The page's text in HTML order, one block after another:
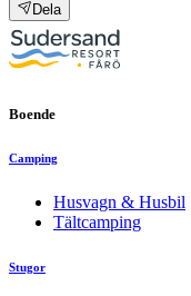
Dela
Boende
Camping
Husvagn & Husbil
Tältcamping
Stugor